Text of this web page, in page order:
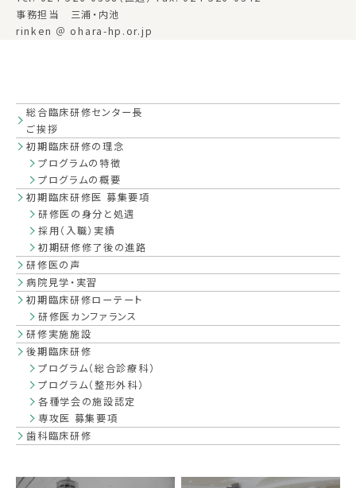
事務担当 三浦・内池
rinken ＠ ohara-hp.or.jp
総合臨床研修センター長
ご挨拶
初期臨床研修の理念
プログラムの特徴
プログラムの概要
初期臨床研修医 募集要項
研修医の身分と処遇
採用（入職）実績
初期研修修了後の進路
研修医の声
病院見学・実習
初期臨床研修ローテート
研修医カンファランス
研修実施施設
後期臨床研修
プログラム（総合診療科）
プログラム（整形外科）
各種学会の施設認定
専攻医 募集要項
歯科臨床研修